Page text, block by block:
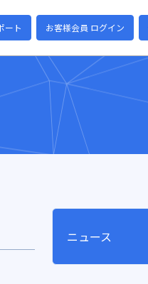
ート お客様会員 ログイン
ニュース